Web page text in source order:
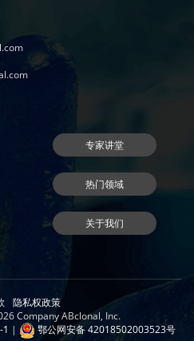
专家讲堂
热门领域
关于我们
隐私权政策
Company ABclonal, Inc.
| 鄂公网安备 42018502003523号